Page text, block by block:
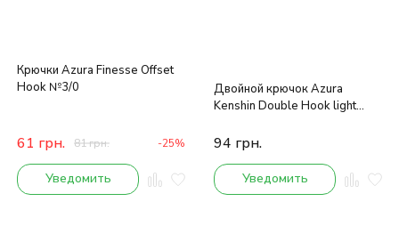
Крючки Azura Finesse Offset
Hook №3/0
61 грн. 81грн. -25%
Уведомить
Двойной крючок Azura
Kenshin Double Hook light
94 грн.
Уведомить